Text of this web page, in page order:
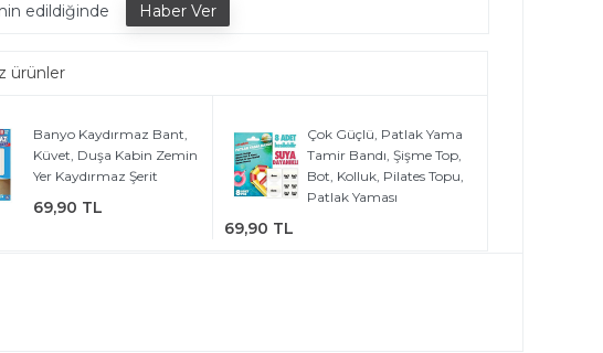
edildiğinde
ürünler
Banyo Kaydırmaz Bant,
Küvet, Duşa Kabin Zemin
Yer Kaydırmaz Şerit
69,90 TL
Çok Güçlü, Patlak Yama
Tamir Bandı, Şişme Top,
Bot, Kolluk, Pilates Topu,
Patlak Yaması
69,90 TL